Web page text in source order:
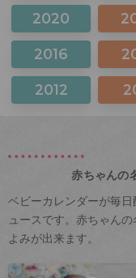
2020
2016
2012
赤ちゃんの
ベビーカレンダーが毎
ュースです。赤ちゃん
よみが出来ます。